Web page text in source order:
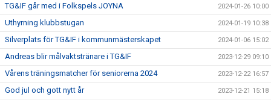
TG&IF går med i Folkspels JOYNA 2024-01-26 10:00
Uthyrning klubbstugan 2024-01-19 10:38
Silverplats för TG&IF i kommunmästerskapet 2024-01-06 15:02
Andreas blir målvaktstränare i TG&IF 2023-12-29 09:10
Vårens träningsmatcher för seniorerna 2024 2023-12-22 16:57
God jul och gott nytt år 2023-12-21 15:18